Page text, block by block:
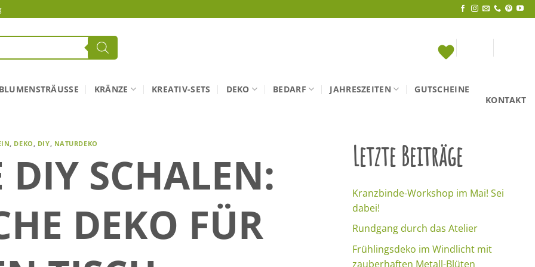
BLUMENSTRÄUSSE KRÄNZE KREATIV-SETS DEKO BEDARF JAHRESZEITEN
GUTSCHEINE
KONTAKT
, DEKO, DIY, NATURDEKO
DIY SCHALEN:
DEKO FÜR
Letzte Beiträge
Kranzbinde-Workshop im Mai! Sei
dabei!
Rundgang durch das Atelier
Frühlingsdeko im Windlicht mit
zauberhaften Metall-Blüten